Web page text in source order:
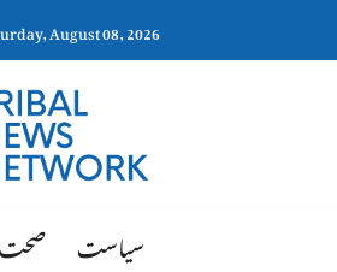
August 08, 2026
سیاست صحت